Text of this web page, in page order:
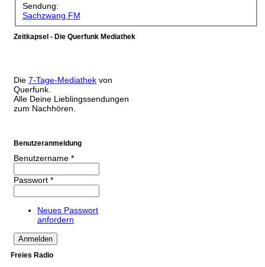
Sendung:
Sachzwang FM
Zeitkapsel - Die Querfunk Mediathek
Die 7-Tage-Mediathek von
Querfunk.
Alle Deine Lieblingssendungen
zum Nachhören.
Benutzeranmeldung
Benutzername *
Passwort *
Neues Passwort
anfordern
Freies Radio